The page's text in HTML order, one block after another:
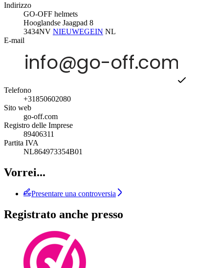
Indirizzo
GO-OFF helmets
Hooglandse Jaagpad 8
3434NV NIEUWEGEIN NL
E-mail
Telefono
+31850602080
Sito web
go-off.com
Registro delle Imprese
89406311
Partita IVA
NL864973354B01
Vorrei...
Presentare una controversia
Registrato anche presso